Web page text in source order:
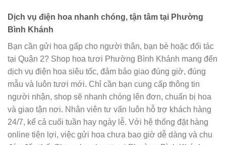
Dịch vụ điện hoa nhanh chóng, tận tâm tại Phường
Bình Khánh
Bạn cần gửi hoa gấp cho người thân, bạn bè hoặc đối tác
tại Quận 2? Shop hoa tươi Phường Bình Khánh mang đến
dịch vụ điện hoa siêu tốc, đảm bảo giao đúng giờ, đúng
mẫu và luôn tươi mới. Chỉ cần bạn cung cấp thông tin
người nhận, shop sẽ nhanh chóng lên đơn, chuẩn bị hoa
và giao tận nơi. Nhân viên tư vấn luôn hỗ trợ khách hàng
24/7, kể cả cuối tuần hay ngày lễ. Với hệ thống đặt hàng
online tiện lợi, việc gửi hoa chưa bao giờ dễ dàng và chu